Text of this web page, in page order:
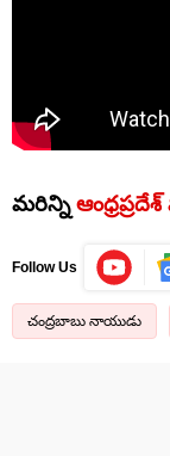
మరిన్ని
Follow Us
చంద్రబాబు నాయుడు